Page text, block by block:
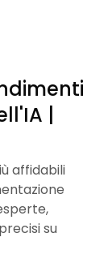
|
affidabili
su